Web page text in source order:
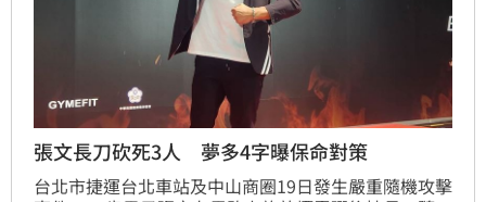
張文長刀砍死3人 夢多4字曝保命對策
台北市捷運台北車站及中山商圈19日發生嚴重隨機攻擊